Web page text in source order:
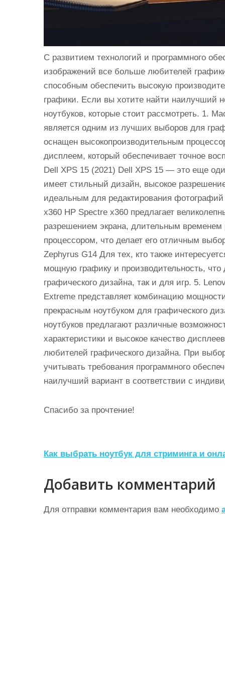
С развитием технологий и программного
изображений все больше любителей
способным обеспечить высокую
графики. Если вы хотите найти наилучший
ноутбуков, которые стоит рассмотреть. 1.
является одним из лучших выборов для
оснащен высокопроизводительным
дисплеем, который обеспечивает точное
Dell XPS 15 (2021) Dell XPS 15 — это еще
имеет стильный дизайн, высокое
идеальным для редактирования
x360 HP Spectre x360 предлагает
разрешением экрана, длительным временем
процессором, что делает его отличным
Zephyrus G14 Для тех, кто также
мощную графику и производительность,
графического дизайна, так и для игр. 5.
Extreme представляет комбинацию
прекрасным ноутбуком для графического
ноутбуков предлагают различные
характеристики и высокое качество
любителей графического дизайна. При
учитывать требования программного
наилучший вариант в соответствии с
Спасибо за прочтение!
Н
в
и
Как выбрать ноутбук для стриминга и
Добавить комментарий
Для отправки комментария вам необходимо